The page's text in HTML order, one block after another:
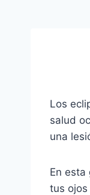
Los
salud
una
En
tus ojos